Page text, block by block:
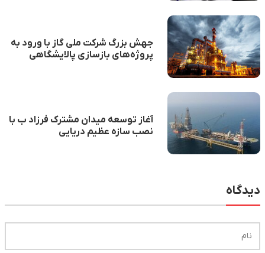
جهش بزرگ شرکت ملی گاز با ورود به
پروژه‌های بازسازی پالایشگاهی
آغاز توسعه میدان مشترک فرزاد ب با
نصب سازه عظیم دریایی
دیدگاه